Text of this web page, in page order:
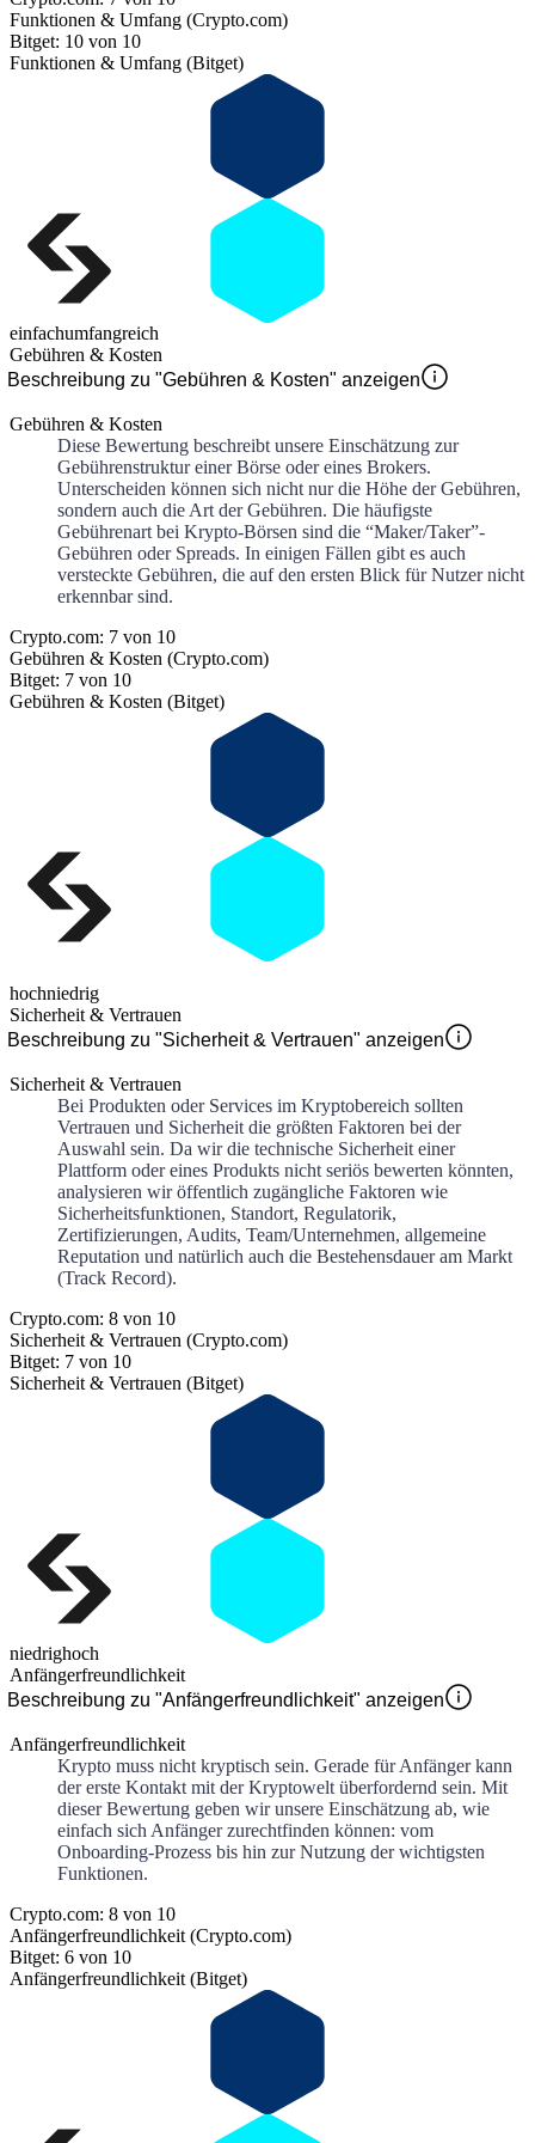
Funktionen & Umfang (Crypto.com)
Bitget: 10 von 10
Funktionen & Umfang (Bitget)
einfachumfangreich
Gebühren & Kosten
Beschreibung zu "Gebühren & Kosten" anzeigen
Gebühren & Kosten
Diese Bewertung beschreibt unsere Einschätzung zur
Gebührenstruktur einer Börse oder eines Brokers.
Unterscheiden können sich nicht nur die Höhe der Gebühren,
sondern auch die Art der Gebühren. Die häufigste
Gebührenart bei Krypto-Börsen sind die “Maker/Taker”-
Gebühren oder Spreads. In einigen Fällen gibt es auch
versteckte Gebühren, die auf den ersten Blick für Nutzer nicht
erkennbar sind.
Crypto.com: 7 von 10
Gebühren & Kosten (Crypto.com)
Bitget: 7 von 10
Gebühren & Kosten (Bitget)
hochniedrig
Sicherheit & Vertrauen
Beschreibung zu "Sicherheit & Vertrauen" anzeigen
Sicherheit & Vertrauen
Bei Produkten oder Services im Kryptobereich sollten
Vertrauen und Sicherheit die größten Faktoren bei der
Auswahl sein. Da wir die technische Sicherheit einer
Plattform oder eines Produkts nicht seriös bewerten könnten,
analysieren wir öffentlich zugängliche Faktoren wie
Sicherheitsfunktionen, Standort, Regulatorik,
Zertifizierungen, Audits, Team/Unternehmen, allgemeine
Reputation und natürlich auch die Bestehensdauer am Markt
(Track Record).
Crypto.com: 8 von 10
Sicherheit & Vertrauen (Crypto.com)
Bitget: 7 von 10
Sicherheit & Vertrauen (Bitget)
niedrighoch
Anfängerfreundlichkeit
Beschreibung zu "Anfängerfreundlichkeit" anzeigen
Anfängerfreundlichkeit
Krypto muss nicht kryptisch sein. Gerade für Anfänger kann
der erste Kontakt mit der Kryptowelt überfordernd sein. Mit
dieser Bewertung geben wir unsere Einschätzung ab, wie
einfach sich Anfänger zurechtfinden können: vom
Onboarding-Prozess bis hin zur Nutzung der wichtigsten
Funktionen.
Crypto.com: 8 von 10
Anfängerfreundlichkeit (Crypto.com)
Bitget: 6 von 10
Anfängerfreundlichkeit (Bitget)